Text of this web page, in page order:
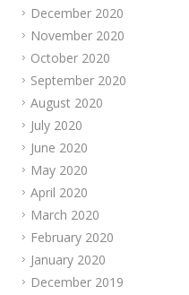
December 2020
November 2020
October 2020
September 2020
August 2020
July 2020
June 2020
May 2020
April 2020
March 2020
February 2020
January 2020
December 2019